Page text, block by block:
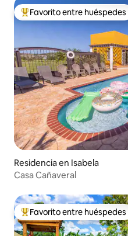
De los mejores en Favorito
Favorito entre huéspedes
Residencia en Isabela
Casa Cañaveral
De los mejores en Favorito
Favorito entre huéspedes